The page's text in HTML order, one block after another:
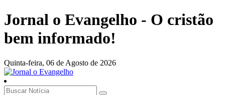
Jornal o Evangelho - O cristão
bem informado!
Quinta-feira, 06 de Agosto de 2026